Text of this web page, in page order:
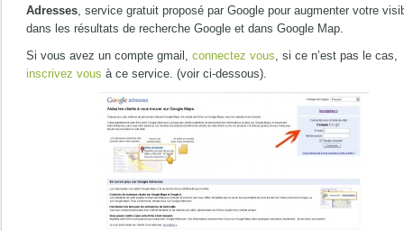
Adresses, service gratuit proposé par Google pour augmenter votre
dans les résultats de recherche Google et dans Google Map.
Si vous avez un compte gmail, connectez vous, si ce n’est pas le cas,
inscrivez vous à ce service. (voir ci-dessous).